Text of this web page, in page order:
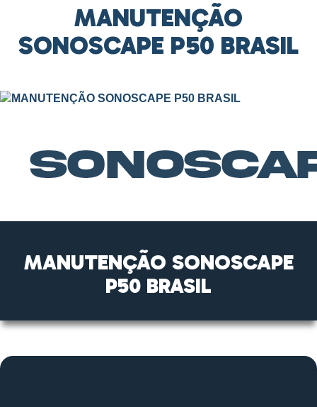
MANUTENÇÃO
SONOSCAPE P50 BRASIL
MANUTENÇÃO SONOSCAPE
P50 BRASIL